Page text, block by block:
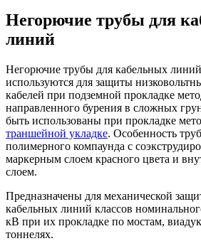
Негорючие трубы для
линий
Негорючие трубы для кабельных
используются для защиты
кабелей при подземной прокладке
направленного бурения в сложных
быть использованы при прокладке
траншейной укладке. Особенность
полимерного компаунда с
маркерным слоем красного цвета и
слоем.
Предназначены для механической
кабельных линий классов
кВ при их прокладке по мостам,
тоннелях.